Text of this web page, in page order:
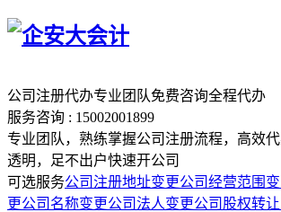
公司注册代办专业团队免费咨询全程代办
服务咨询 : 15002001899
专业团队，熟练掌握公司注册流程，高效
透明，足不出户快速开公司
可选服务公司注册地址变更公司经营范围
更公司名称变更公司法人变更公司股权转